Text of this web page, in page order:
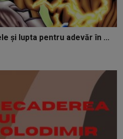
și lupta pentru adevăr în ...